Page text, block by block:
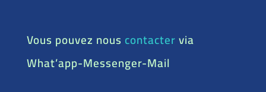
Vous pouvez nous contactervia
What’app-Messenger-Mail